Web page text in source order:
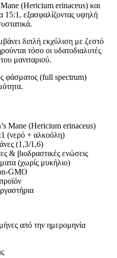
(Hericium erinaceus) και
15:1, εξασφαλίζοντας υψηλή
διπλή εκχύλιση με ζεστό
τόσο οι υδατοδιαλυτές
μανιταριού.
φάσματος (full spectrum)
Mane (Hericium erinaceus)
(νερό + αλκοόλη)
(1,3/1,6)
& βιοδραστικές ενώσεις
(χωρίς μυκήλιο)
GMO
από την ημερομηνία